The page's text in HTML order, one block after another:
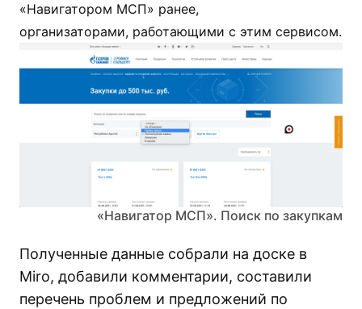
«Навигатором МСП» ранее,
организаторами, работающими с этим сервисом.
«Навигатор МСП». Поиск по закупкам
Полученные данные собрали на доске в
Miro, добавили комментарии, составили
перечень проблем и предложений по